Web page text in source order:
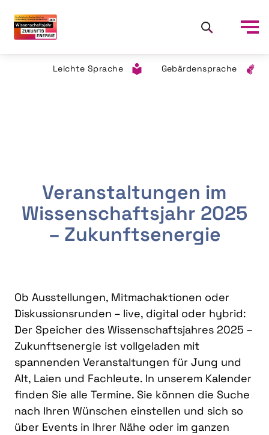
Leichte Sprache Gebärdensprache
Veranstaltungen im
Wissenschaftsjahr 2025
– Zukunftsenergie
Ob Ausstellungen, Mitmachaktionen oder
Diskussionsrunden – live, digital oder hybrid:
Der Speicher des Wissenschaftsjahres 2025 –
Zukunftsenergie ist vollgeladen mit
spannenden Veranstaltungen für Jung und
Alt, Laien und Fachleute. In unserem Kalender
finden Sie alle Termine. Sie können die Suche
nach Ihren Wünschen einstellen und sich so
über Events in Ihrer Nähe oder im ganzen